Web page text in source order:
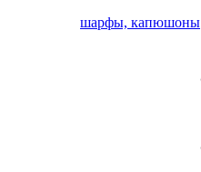
шарфы, капюшоны